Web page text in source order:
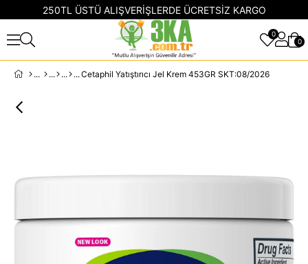
250TL ÜSTÜ ALIŞVERİŞLERDE ÜCRETSİZ KARGO
0
0
Cetaphil Yatıştırıcı Jel Krem 453GR SKT:08/2026